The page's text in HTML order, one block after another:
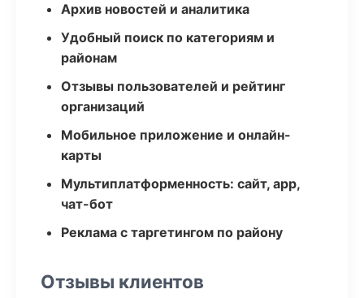
Архив новостей и аналитика
Удобный поиск по категориям и
районам
Отзывы пользователей и рейтинг
организаций
Мобильное приложение и онлайн-
карты
Мультиплатформенность: сайт, app,
чат-бот
Реклама с таргетингом по району
Отзывы клиентов